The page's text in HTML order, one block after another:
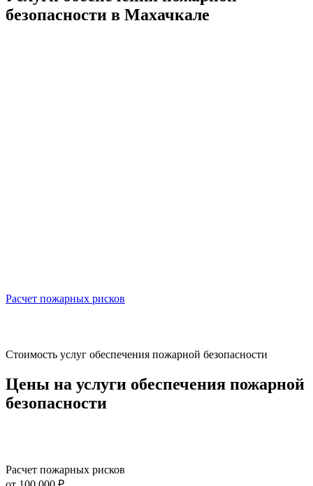
безопасности в Махачкале
Расчет пожарных рисков
Стоимость услуг обеспечения пожарной безопасности
Цены на услуги обеспечения пожарной
безопасности
Расчет пожарных рисков